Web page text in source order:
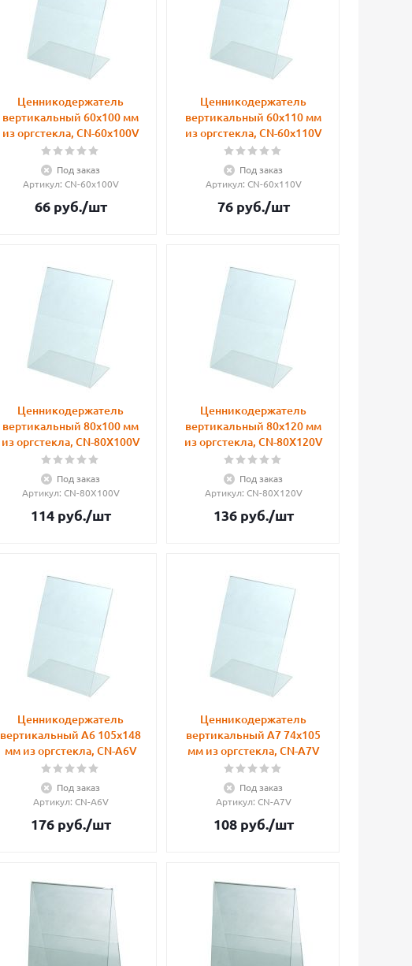
Ценникодержатель
вертикальный 60х100 мм
из оргстекла, CN-60x100V
Под заказ
Артикул: CN-60x100V
66руб./шт
Ценникодержатель
вертикальный 60х110 мм
из оргстекла, CN-60x110V
Под заказ
Артикул: CN-60x110V
76руб./шт
Ценникодержатель
вертикальный 80х100 мм
из оргстекла, CN-80X100V
Под заказ
Артикул: CN-80X100V
114руб./шт
Ценникодержатель
вертикальный 80х120 мм
из оргстекла, CN-80X120V
Под заказ
Артикул: CN-80X120V
136руб./шт
Ценникодержатель
вертикальный А6 105x148
мм из оргстекла, CN-A6V
Под заказ
Артикул: CN-A6V
176руб./шт
Ценникодержатель
вертикальный А7 74x105
мм из оргстекла, CN-A7V
Под заказ
Артикул: CN-A7V
108руб./шт